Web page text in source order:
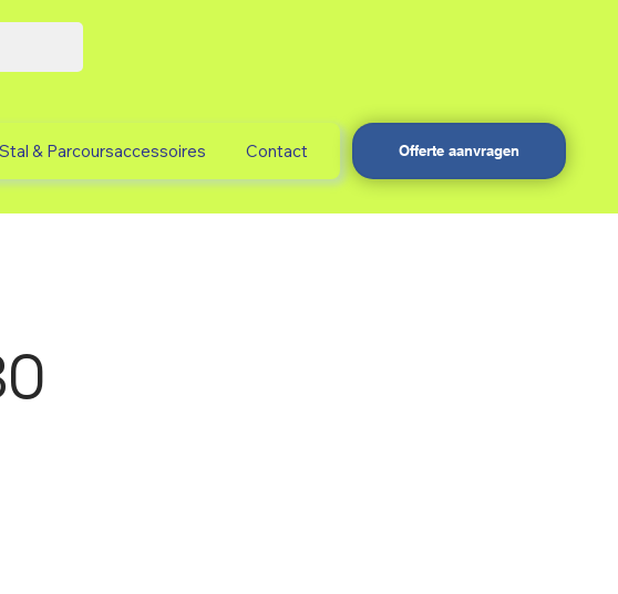
Stal & Parcoursaccessoires Contact Offerte aanvragen